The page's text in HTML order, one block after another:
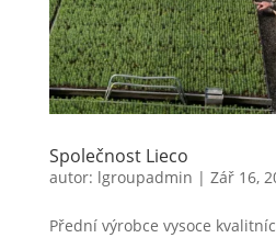
Společnost Lieco
autor: lgroupadmin | Zář 16,
Přední výrobce vysoce